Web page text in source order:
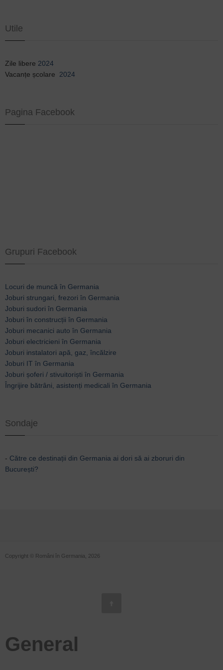
Utile
Zile libere 2024
Vacanțe școlare 2024
Pagina Facebook
Grupuri Facebook
Locuri de muncă în Germania
Joburi strungari, frezori în Germania
Joburi sudori în Germania
Joburi în construcții în Germania
Joburi mecanici auto în Germania
Joburi electricieni în Germania
Joburi instalatori apă, gaz, încălzire
Joburi IT în Germania
Joburi șoferi / stivuitoriști în Germania
Îngrijire bătrâni, asistenți medicali în Germania
Sondaje
- Către ce destinații din Germania ai dori să ai zboruri din
București?
Copyright © Români în Germania, 2026
General